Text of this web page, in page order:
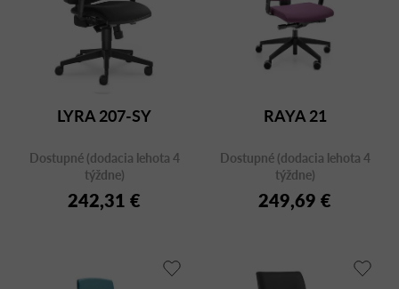
LYRA 207-SY
Dostupné (dodacia lehota 4
týždne)
242,31 €
RAYA 21
Dostupné (dodacia lehota 4
týždne)
249,69 €